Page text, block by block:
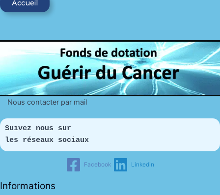
Accueil
Nous contacter par mail
Suivez nous sur
les réseaux sociaux
Facebook Linkedin
Informations